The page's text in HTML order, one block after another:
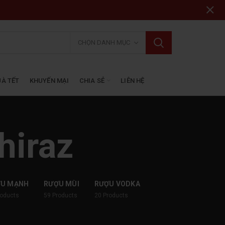
CHỌN DANH MỤC
TẾT KHUYẾN MẠI CHIA SẺ LIÊN HỆ
MẠNH RƯỢU MÙI
59 Products
RƯỢU VODKA
20 Products